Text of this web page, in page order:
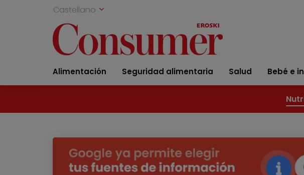
Castellano
Alimentación Seguridad alimentaria Salud Bebé e